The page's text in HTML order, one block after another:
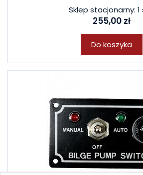
Sklep stacjonarny: 1
255,00 zł
Do koszyka